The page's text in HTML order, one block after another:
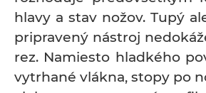
hlavy a stav nožov. Tupý
pripravený nástroj
rez. Namiesto hladkého
vytrhané vlákna, stopy po